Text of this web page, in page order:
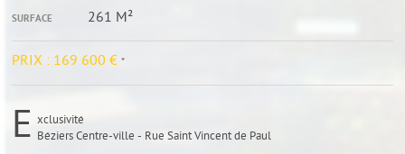
SURFACE 261 M²
PRIX : 169 600 €*
E xclusivité
Béziers Centre-ville - Rue Saint Vincent de Paul